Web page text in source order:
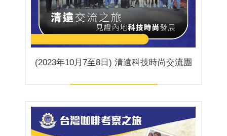
(2023年10月7至8日) 清遠科技時尚交流團